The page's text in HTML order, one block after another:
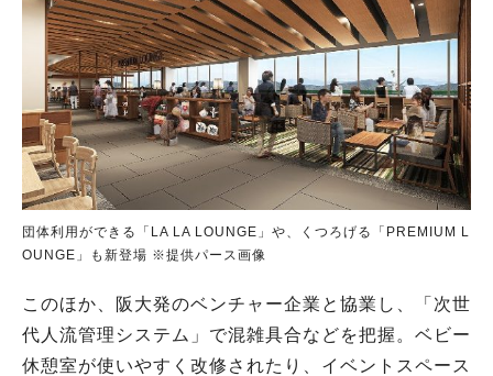
団体利用ができる「LA LA LOUNGE」や、くつろげる「PREMIUM L
OUNGE」も新登場 ※提供パース画像
このほか、阪大発のベンチャー企業と協業し、「次世
代人流管理システム」で混雑具合などを把握。ベビー
休憩室が使いやすく改修されたり、イベントスペース